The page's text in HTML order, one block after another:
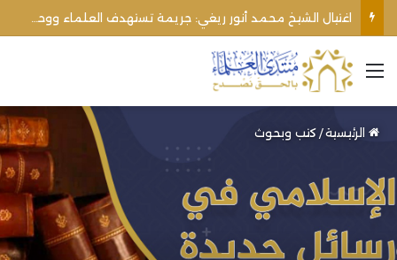
الأوقاف الفلسطينية تنفي صحة تعميم يمنع رفع الأذان عبر السماعات الخارجية للمساجد القريبة من المستوطنات
القائمة
الرئيسية/ كتب وبحوث